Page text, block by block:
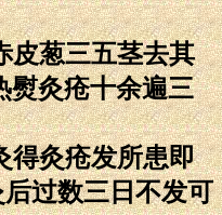
皮葱三五茎去其
熨灸疮十余遍三
得灸疮发所患即
过数三日不发可